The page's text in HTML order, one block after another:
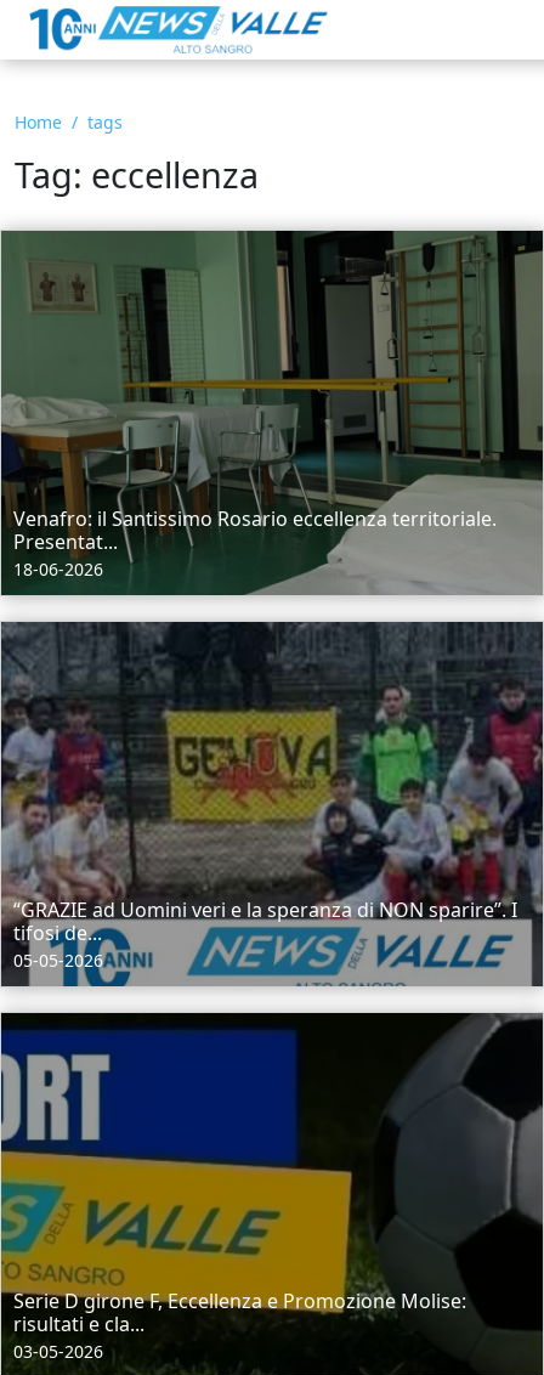
Home tags
Tag: eccellenza
Venafro: il Santissimo Rosario eccellenza territoriale.
Presentat...
18-06-2026
“GRAZIE ad Uomini veri e la speranza di NON sparire”. I
tifosi de...
05-05-2026
Serie D girone F, Eccellenza e Promozione Molise:
risultati e cla...
03-05-2026